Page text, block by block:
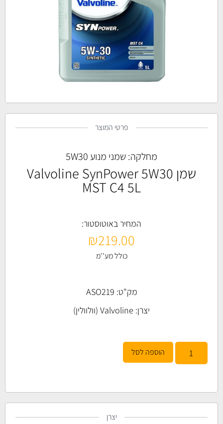
פרטי המוצר
מחלקה: שמני מנוע 5W30
שמן Valvoline SynPower 5W30
MST C4 5L
המחיר באוטוסטור:
₪219.00
כולל מע''מ
מק"ט: ASO219
יצרן: Valvoline (וולוולין)
הוספה לסל
יצרן